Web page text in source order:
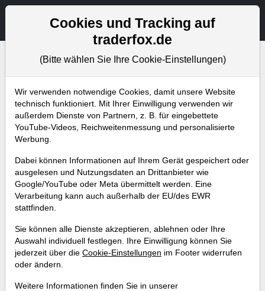
Aktien- und Artikelsuche
Aktuelles
Abonniere jetzt unseren wöchentlichen
neuen Aktienanalysen oder
Weiterentwicklungen zu verpassen.
Alle ArtikelAktuellesWeekly BriefingTrader-Blog
Cookies und Tracking auf
traderfox.de
(Bitte wählen Sie Ihre Cookie-Einstellungen)
Wir verwenden notwendige Cookies, damit unsere Website
technisch funktioniert. Mit Ihrer Einwilligung verwenden wir
außerdem Dienste von Partnern, z. B. für eingebettete
YouTube-Videos, Reichweitenmessung und personalisierte
Werbung.
Dabei können Informationen auf Ihrem Gerät gespeichert oder
ausgelesen und Nutzungsdaten an Drittanbieter wie
Google/YouTube oder Meta übermittelt werden. Eine
Verarbeitung kann auch außerhalb der EU/des EWR
stattfinden.
Sie können alle Dienste akzeptieren, ablehnen oder Ihre
Auswahl individuell festlegen. Ihre Einwilligung können Sie
jederzeit über die Cookie-Einstellungen im Footer widerrufen
oder ändern.
Weitere Informationen finden Sie in unserer